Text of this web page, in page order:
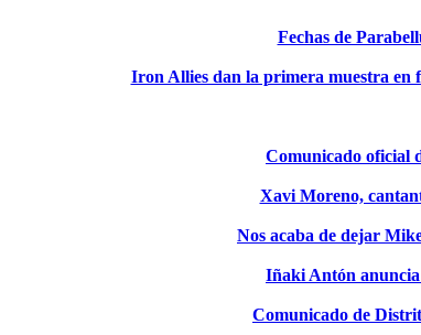
Fechas de
Iron Allies dan la primera muestra en
Comunicado oficial
Xavi Moreno,
Nos acaba de dejar
Iñaki Antón
Comunicado de